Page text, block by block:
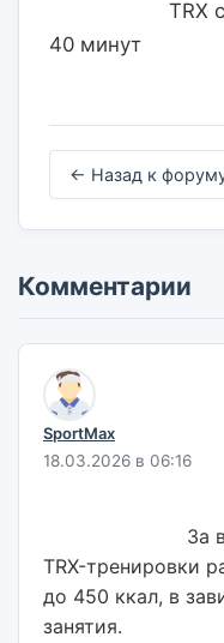
40
← Назад к
Комментарии
SportMax
18.03.2026 в 06:16
TRX-тренировки
до 450 ккал, в
занятия.